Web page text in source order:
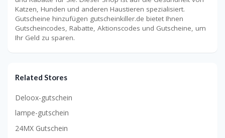
Katzen, Hunden und anderen Haustieren spezialisiert.
Gutscheine hinzufügen gutscheinkiller.de bietet Ihnen
Gutscheincodes, Rabatte, Aktionscodes und Gutscheine, um
Ihr Geld zu sparen.
Related Stores
Deloox-gutschein
lampe-gutschein
24MX Gutschein